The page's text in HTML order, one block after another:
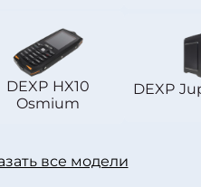
DEXP HX10
Osmium
DEXP
все модели